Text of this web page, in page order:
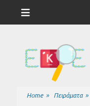
Home » Πειράματα »